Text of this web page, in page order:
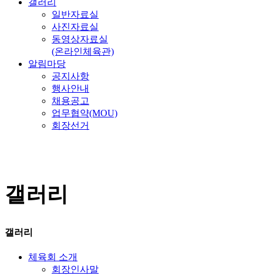
갤러리
일반자료실
사진자료실
동영상자료실
(온라인체육관)
알림마당
공지사항
행사안내
채용공고
업무협약(MOU)
회장선거
갤러리
갤러리
체육회 소개
회장인사말